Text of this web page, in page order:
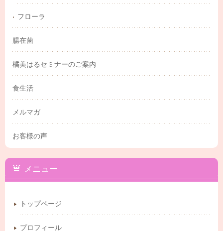
フローラ
腸在菌
橘美はるセミナーのご案内
食生活
メルマガ
お客様の声
メニュー
トップページ
プロフィール